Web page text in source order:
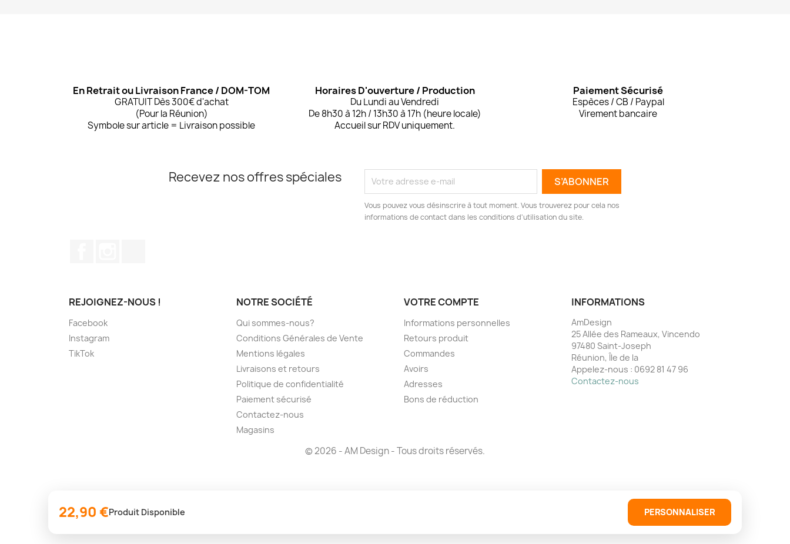
22,90 €Produit Disponible PERSONNALISER
En Retrait ou Livraison France / DOM-TOM
GRATUIT Dès 300€ d'achat
(Pour la Réunion)
Symbole sur article = Livraison possible
Horaires D'ouverture / Production
Du Lundi au Vendredi
De 8h30 à 12h / 13h30 à 17h (heure locale)
Accueil sur RDV uniquement.
Paiement Sécurisé
Espèces / CB / Paypal
Virement bancaire
Recevez nos offres spéciales
Vous pouvez vous désinscrire à tout moment. Vous trouverez pour cela nos
informations de contact dans les conditions d'utilisation du site.
REJOIGNEZ-NOUS !
Facebook
Instagram
TikTok
NOTRE SOCIÉTÉ
Qui sommes-nous?
Conditions Générales de Vente
Mentions légales
Livraisons et retours
Politique de confidentialité
Paiement sécurisé
Contactez-nous
Magasins
VOTRE COMPTE
Informations personnelles
Retours produit
Commandes
Avoirs
Adresses
Bons de réduction
INFORMATIONS
AmDesign
25 Allée des Rameaux, Vincendo
97480 Saint-Joseph
Réunion, Île de la
Appelez-nous : 0692 81 47 96
Contactez-nous
© 2026 - AM Design - Tous droits réservés.